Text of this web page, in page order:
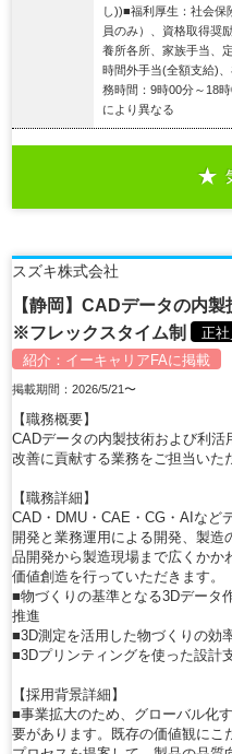
し))■福利厚生：社会保
員のみ）、資格取得奨
養所各所、家族手当、
時間外手当(全額支給)
務時間：9時00分～18
により異なる
スズキ株式会社
【静岡】CADデータの内
※フレックスタイム制
正社
紹介： イーキャリアFAに掲載
掲載期間：2026/5/21〜
【職務概要】
CADデータの内製技術および利
改善に貢献する業務をご担当いた
【職務詳細】
CAD・DMU・CAE・CG・AIなど
開発と業務運用による開発、製造
品開発から製造現場まで広くかか
価値創造を行っていただきます。
■物づくりの基準となる3Dデータ
推進
■3D測定を活用した物づくりの効
■3Dプリンティングを使った設計
【採用背景詳細】
■事業拡大のため、グローバル化
要があります。既存の価値観にこ